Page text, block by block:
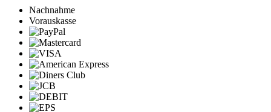
Nachnahme
Vorauskasse